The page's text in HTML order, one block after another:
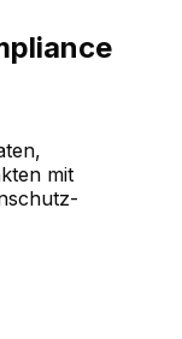
mit